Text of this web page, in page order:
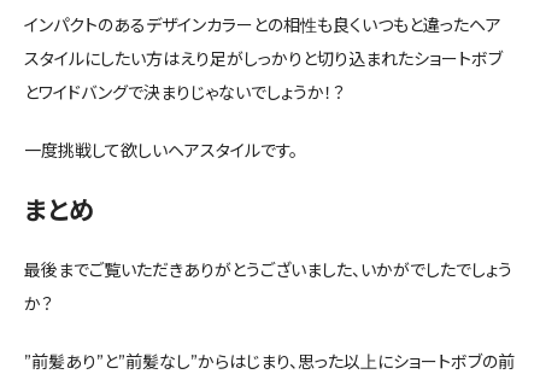
インパクトのあるデザインカラーとの相性も良くいつもと違ったヘア
スタイルにしたい方はえり足がしっかりと切り込まれたショートボブ
とワイドバングで決まりじゃないでしょうか！？
一度挑戦して欲しいヘアスタイルです。
まとめ
最後までご覧いただきありがとうございました、いかがでしたでしょう
か？
”前髪あり”と”前髪なし”からはじまり、思った以上にショートボブの前